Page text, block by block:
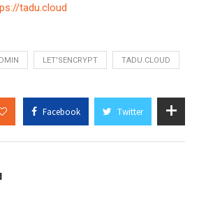
tadu.cloud
LET'SENCRYPT TADU.CLOUD
Facebook Twitter